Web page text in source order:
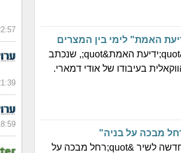
22:57 | 05/08/2026 | כ"ב
21:39 | 05/08/2026 | כ"ב
18:59 | 05/08/2026 | כ"ב
האמת" לימי בין המצרים
אריאל בורסוצקי משיק גרסה ווקאלית לשירו &quot;ידיעת האמת&quot;, שנכתב
מבכה על בניה"
הזמר והיוצר ארי פרייזר השיק גרסה ווקאלית חדשה לשיר &quot;רחל מבכה על